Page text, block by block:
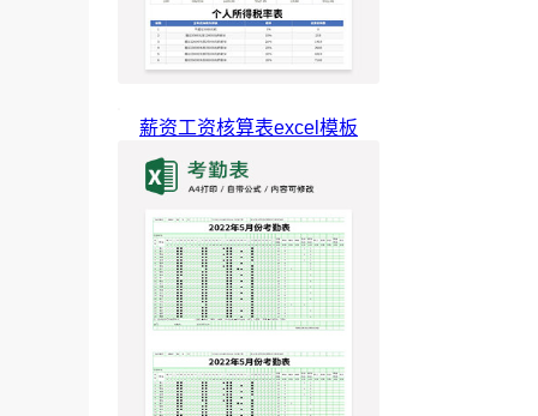
薪资工资核算表excel模板